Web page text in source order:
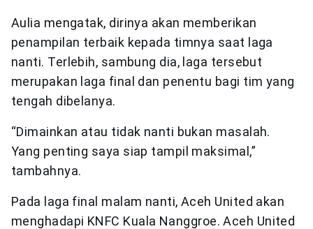
Aulia mengatak, dirinya akan memberikan
penampilan terbaik kepada timnya saat laga
nanti. Terlebih, sambung dia, laga tersebut
merupakan laga final dan penentu bagi tim yang
tengah dibelanya.
“Dimainkan atau tidak nanti bukan masalah.
Yang penting saya siap tampil maksimal,”
tambahnya.
Pada laga final malam nanti, Aceh United akan
menghadapi KNFC Kuala Nanggroe. Aceh United